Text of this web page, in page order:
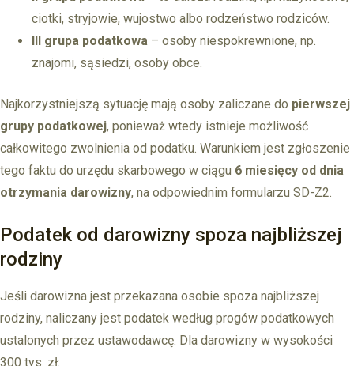
ciotki, stryjowie, wujostwo albo rodzeństwo rodziców.
III grupa podatkowa – osoby niespokrewnione, np.
znajomi, sąsiedzi, osoby obce.
Najkorzystniejszą sytuację mają osoby zaliczane do pierwszej
grupy podatkowej, ponieważ wtedy istnieje możliwość
całkowitego zwolnienia od podatku. Warunkiem jest zgłoszenie
tego faktu do urzędu skarbowego w ciągu 6 miesięcy od dnia
otrzymania darowizny, na odpowiednim formularzu SD-Z2.
Podatek od darowizny spoza najbliższej
rodziny
Jeśli darowizna jest przekazana osobie spoza najbliższej
rodziny, naliczany jest podatek według progów podatkowych
ustalonych przez ustawodawcę. Dla darowizny w wysokości
300 tys. zł: